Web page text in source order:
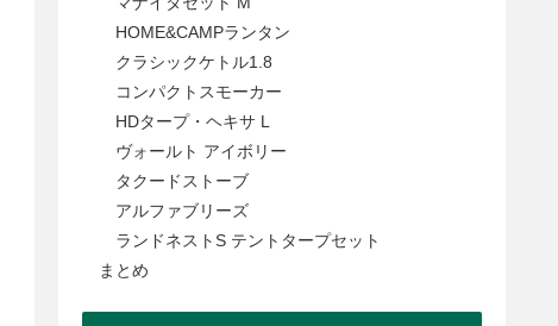
HOME&CAMPランタン
クラシックケトル1.8
コンパクトスモーカー
HDタープ・ヘキサ L
ヴォールト アイボリー
タクードストーブ
アルファブリーズ
ランドネストS テントタープセット
まとめ